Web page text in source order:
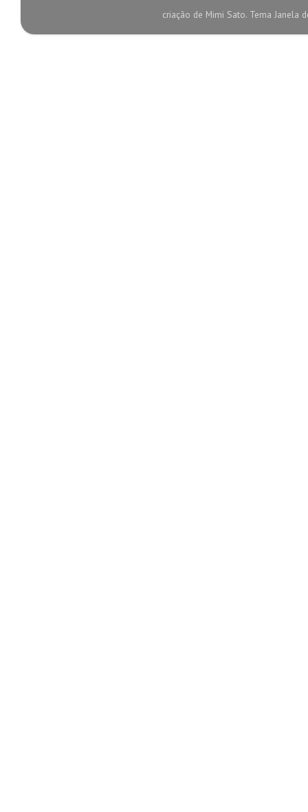
criação de Mimi Sato. Tema Janela